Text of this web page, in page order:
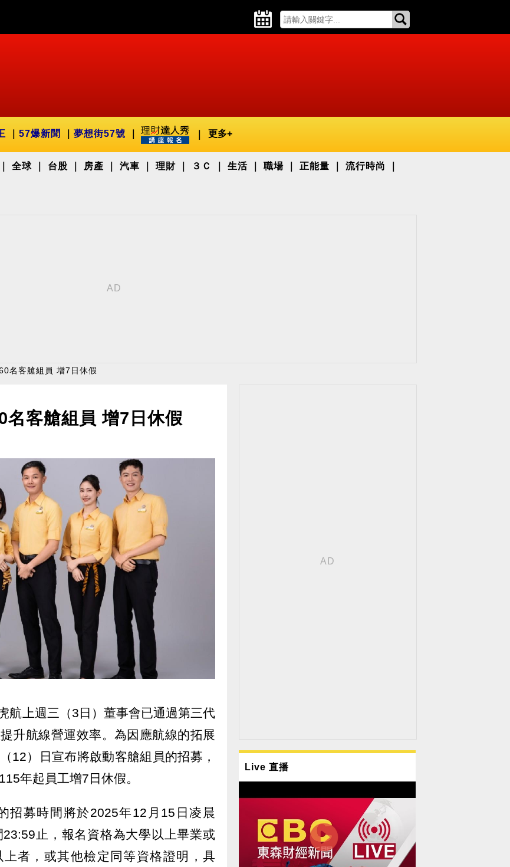
57爆新聞 夢想街57號 更多+
全球 台股 房產 汽車 理財 ３Ｃ 生活 職場 正能量 流行時尚
名客艙組員 增7日休假
名客艙組員 增7日休假
航上週三（3日）董事會已通過第三代
升航線營運效率。為因應航線的拓展
12）日宣布將啟動客艙組員的招募，
年起員工增7日休假。
招募時間將於2025年12月15日凌晨
止，報名資格為大學以上畢業或
者，或其他檢定同等資格證明，具
Live 直播